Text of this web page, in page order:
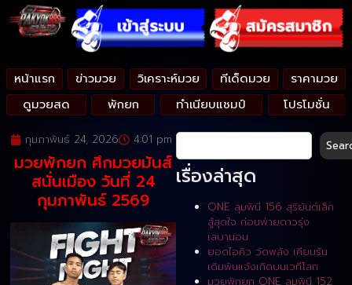
หน้าแรก ข่าวมวย วิเคราะห์มวย ทีเด็ดมวย
ราคามวย
ดูมวยสด
พักยก ทำเนียบแชมป์ โปรโมชั่น
กุมภาพันธ์ 24, 2026 4:01 pm
มวยพักยก ศึกมวยมันส์
สนั่นเมือง วันที่ 24
กุมภาพันธ์ 2569
เรื่องล่าสุด
ONE ลุมพินี 156 สุริยันต์เล็ก
สู้สุดใจ ก่อนพ่ายดาวรุ่ง
เลบานอน
ยอดไอคิว วัดพลัง เคียมรัน
เดิมพันแจ้งเกิดบนเวทีโลก
มวยพักยก ONE ลุมพินี 152